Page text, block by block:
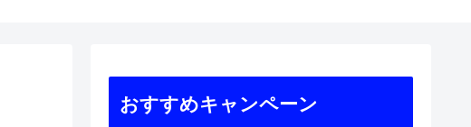
おすすめキャンペーン